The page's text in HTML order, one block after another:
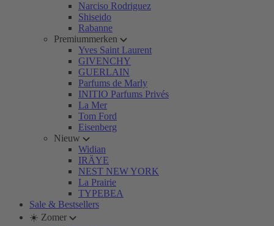
Narciso Rodriguez
Shiseido
Rabanne
Premiummerken
Yves Saint Laurent
GIVENCHY
GUERLAIN
Parfums de Marly
INITIO Parfums Privés
La Mer
Tom Ford
Eisenberg
Nieuw
Widian
IRÄYE
NEST NEW YORK
La Prairie
TYPEBEA
Sale & Bestsellers
☀️ Zomer